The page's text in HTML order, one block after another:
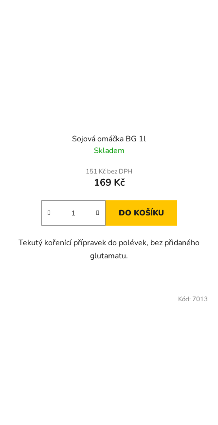
Sojová omáčka BG 1l
Skladem
151 Kč bez DPH
169 Kč
DO KOŠÍKU
Tekutý kořenící přípravek do polévek, bez přidaného
glutamatu.
Kód: 7013